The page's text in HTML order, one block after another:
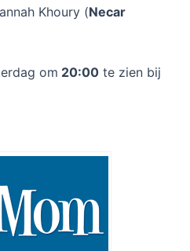
Khoury (Necar
om 20:00 te zien bij